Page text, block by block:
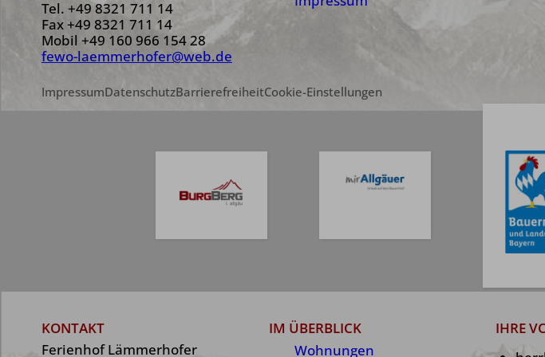
Tel. +49 8321 711 14
Fax +49 8321 711 14
Mobil +49 160 966 154 28
fewo-laemmerhofer@web.de
ImpressumDatenschutzBarrierefreiheitCookie-Einstellungen
KONTAKT
Ferienhof Lämmerhofer
IM ÜBERBLICK
Wohnungen
IHRE